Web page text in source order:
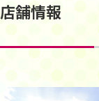
店舗情報